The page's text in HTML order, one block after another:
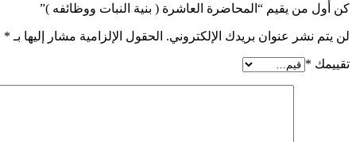
كن أول من يقيم “المحاضرة العاشرة ( بنية النبات ووظائفه )”
لن يتم نشر عنوان بريدك الإلكتروني. الحقول الإلزامية مشار إليها بـ *
تقييمك *